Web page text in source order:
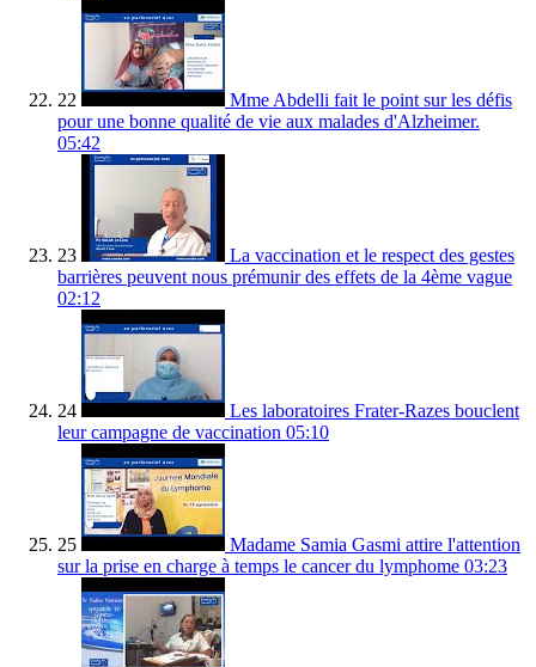
22
Mme Abdelli fait le point sur les défis
pour une bonne qualité de vie aux malades d'Alzheimer.
05:42
23
La vaccination et le respect des gestes
barrières peuvent nous prémunir des effets de la 4ème vague
02:12
24
Les laboratoires Frater-Razes bouclent
leur campagne de vaccination 05:10
25
Madame Samia Gasmi attire l'attention
sur la prise en charge à temps le cancer du lymphome 03:23